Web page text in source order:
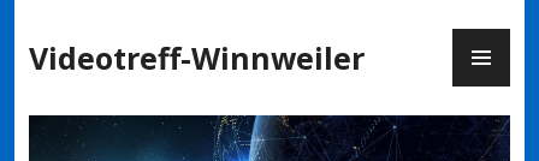
Inhalt
springen
Videotreff-Winnweiler